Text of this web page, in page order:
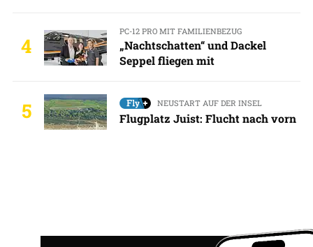
4
PC-12 PRO MIT FAMILIENBEZUG
„Nachtschatten“ und Dackel
Seppel fliegen mit
5 NEUSTART AUF DER INSEL
Flugplatz Juist: Flucht nach vorn